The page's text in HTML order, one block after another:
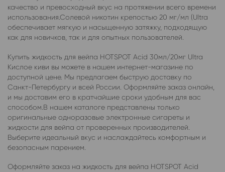
качество и превосходный вкус на протяжении всего времени
использования.Солевой никотин крепостью 20 мг/мл (Ultra
обеспечивает мягкую и насыщенную затяжку, подходящую
как для новичков, так и для опытных пользователей.
Купить жидкость для вейпа HOTSPOT Acid 30мл/20мг Ultra
Кислое киви вы можете в нашем интернет-магазине по
доступной цене. Мы предлагаем быструю доставку по
Санкт-Петербургу и всей России. Оформляйте заказ онлайн,
и мы доставим его в кратчайшие сроки удобным для вас
способом.В нашем каталоге представлены только
оригинальные одноразовые электронные сигареты и
жидкости для вейпа от проверенных производителей.
Выберите идеальный вкус и наслаждайтесь комфортным и
безопасным парением.
Оформляйте заказ на жидкость для вейпа HOTSPOT Acid